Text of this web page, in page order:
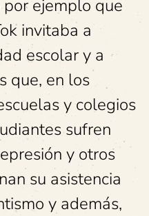
ejemplo que
invitaba a
escolar y a
que, en los
y colegios
sufren
y otros
su asistencia
y además,